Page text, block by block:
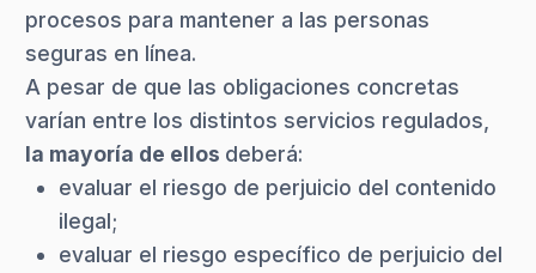
procesos para mantener a las personas
seguras en línea.
A pesar de que las obligaciones concretas
varían entre los distintos servicios regulados,
la mayoría de ellos deberá:
evaluar el riesgo de perjuicio del contenido
ilegal;
evaluar el riesgo específico de perjuicio del